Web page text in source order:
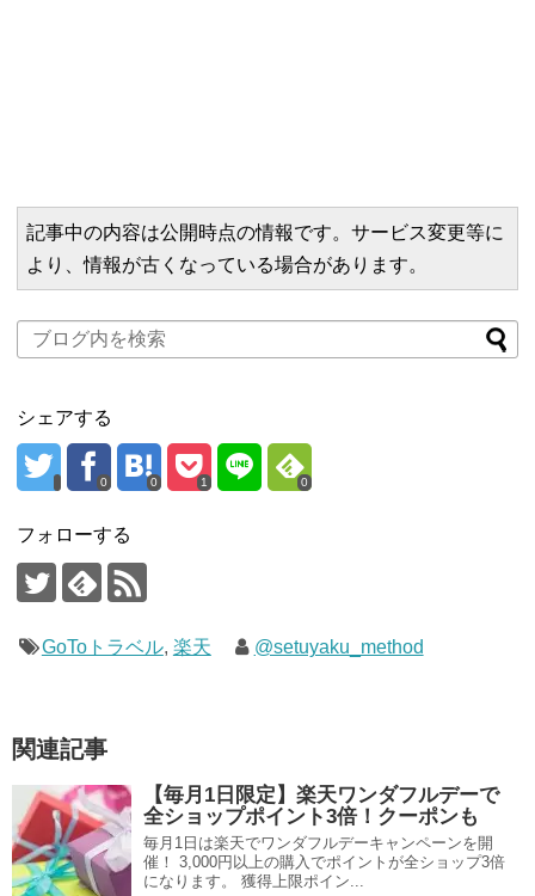
記事中の内容は公開時点の情報です。サービス変更等に
より、情報が古くなっている場合があります。
シェアする
0 0 1 0
フォローする
GoToトラベル, 楽天 @setuyaku_method
関連記事
【毎月1日限定】楽天ワンダフルデーで
全ショップポイント3倍！クーポンも
毎月1日は楽天でワンダフルデーキャンペーンを開
催！ 3,000円以上の購入でポイントが全ショップ3倍
になります。 獲得上限ポイン...